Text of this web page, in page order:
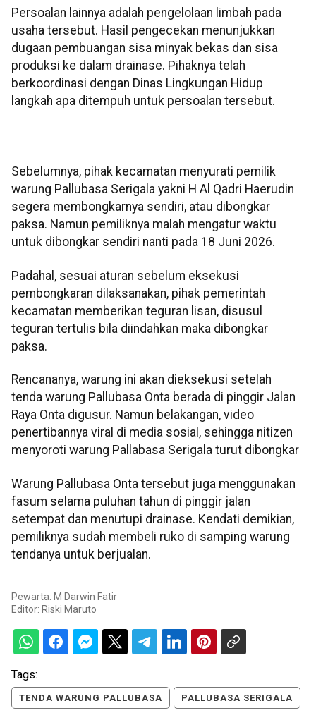
Persoalan lainnya adalah pengelolaan limbah pada
usaha tersebut. Hasil pengecekan menunjukkan
dugaan pembuangan sisa minyak bekas dan sisa
produksi ke dalam drainase. Pihaknya telah
berkoordinasi dengan Dinas Lingkungan Hidup
langkah apa ditempuh untuk persoalan tersebut.
‎Sebelumnya, pihak kecamatan menyurati pemilik
warung Pallubasa Serigala yakni H Al Qadri Haerudin
segera membongkarnya sendiri, atau dibongkar
paksa. Namun pemiliknya malah mengatur waktu
untuk dibongkar sendiri nanti pada 18 Juni 2026.
Padahal, sesuai aturan sebelum eksekusi
pembongkaran dilaksanakan, pihak pemerintah
kecamatan memberikan teguran lisan, disusul
teguran tertulis bila diindahkan maka dibongkar
paksa.
Rencananya, warung ini akan dieksekusi setelah
tenda warung Pallubasa Onta berada di pinggir Jalan
Raya Onta digusur. Namun belakangan, video
penertibannya viral di media sosial, sehingga nitizen
menyoroti warung Pallabasa Serigala turut dibongkar
Warung Pallubasa Onta tersebut juga menggunakan
fasum selama puluhan tahun di pinggir jalan
setempat dan menutupi drainase. Kendati demikian,
pemiliknya sudah membeli ruko di samping warung
tendanya untuk berjualan.
Pewarta: M Darwin Fatir
Editor: Riski Maruto
Tags:
TENDA WARUNG PALLUBASA PALLUBASA SERIGALA